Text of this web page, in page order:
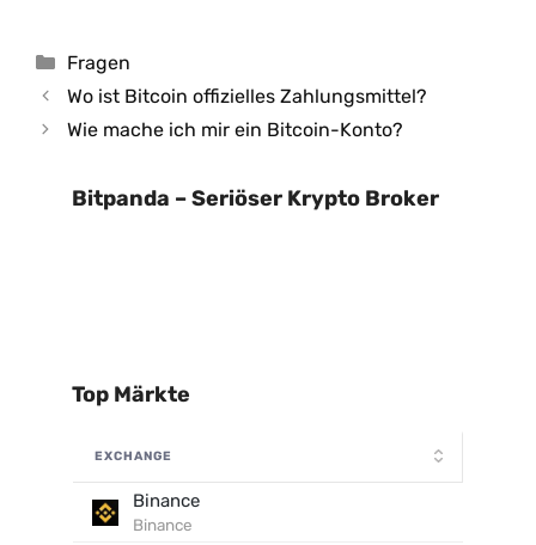
Kategorien
Fragen
Wo ist Bitcoin offizielles Zahlungsmittel?
Wie mache ich mir ein Bitcoin-Konto?
Bitpanda – Seriöser Krypto Broker
Top Märkte
EXCHANGE
Binance
Binance